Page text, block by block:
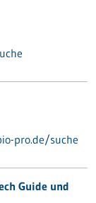
pro.de/suche
Guide und